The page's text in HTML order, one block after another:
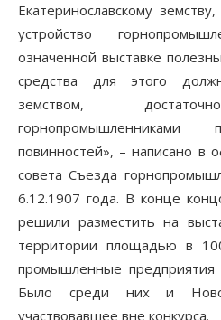
Екатеринославскому
устройство
означенной выставке
средства для этого
земством,
горнопромышленниками
повинностей», – написано в
совета Съезда
6.12.1907 года. В конце
решили разместить на
территории площадью в
промышленные предприятия
Было среди них и
участвовавшее вне конкурса.